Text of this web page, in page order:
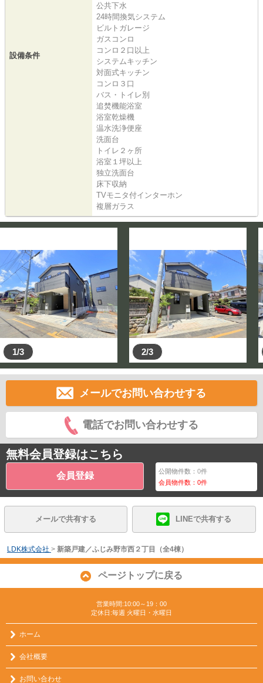
設備条件
公共下水
24時間換気システム
ビルトガレージ
ガスコンロ
コンロ２口以上
システムキッチン
対面式キッチン
コンロ３口
バス・トイレ別
追焚機能浴室
浴室乾燥機
温水洗浄便座
洗面台
トイレ２ヶ所
浴室１坪以上
独立洗面台
床下収納
TVモニタ付インターホン
複層ガラス
1/3 2/3
メールでお問い合わせする
電話でお問い合わせする
無料会員登録はこちら
会員登録 公開物件数：0件
会員物件数：0件
メールで共有する LINEで共有する
LDK株式会社 > 新築戸建／ふじみ野市西２丁目（全4棟）
ページトップに戻る
営業時間:10:00～19：00
定休日:毎週 火曜日・水曜日
ホーム
会社概要
お問い合わせ